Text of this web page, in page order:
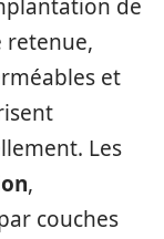
de
retenue,
et
Les
,
couches